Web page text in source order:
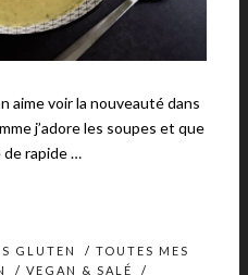
aime voir la nouveauté dans
j’adore les soupes et que
de rapide …
GLUTEN / TOUTES MES
/ VEGAN & SALÉ
/